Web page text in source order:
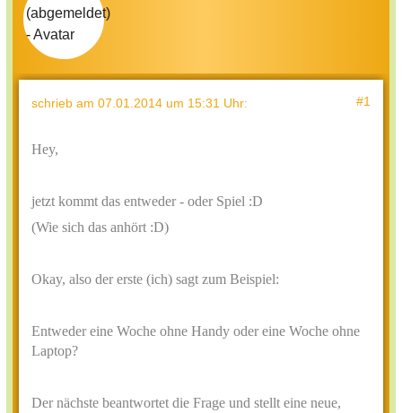
schrieb am 07.01.2014 um 15:31 Uhr: #1
Hey,
jetzt kommt das entweder - oder Spiel :D
(Wie sich das anhört :D)
Okay, also der erste (ich) sagt zum Beispiel:
Entweder eine Woche ohne Handy oder eine Woche ohne
Laptop?
Der nächste beantwortet die Frage und stellt eine neue,